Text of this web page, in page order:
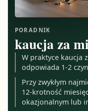
PORADNIK
kaucja za
W praktyce kaucja
odpowiada 1-2
Przy zwykłym
12-krotność
okazjonalnym lub